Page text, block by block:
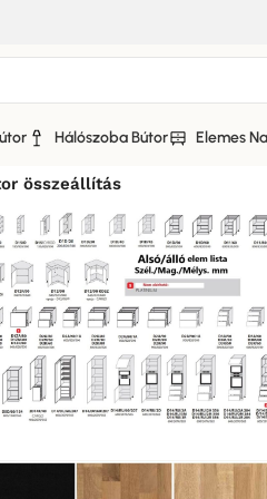
Hálószoba Bútor Elemes
összeállítás